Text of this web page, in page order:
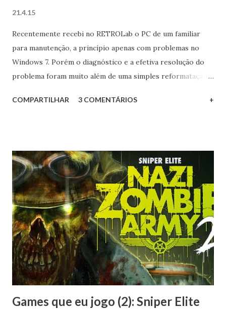
21.4.15
Recentemente recebi no RETROLab o PC de um familiar
para manutenção, a princípio apenas com problemas no
Windows 7. Porém o diagnóstico e a efetiva resolução do
problema foram muito além de uma simples reformatação
do Windows, tanto que decidi compartilhar com vocês a
COMPARTILHAR 3 COMENTÁRIOS +
Games que eu jogo (2): Sniper Elite